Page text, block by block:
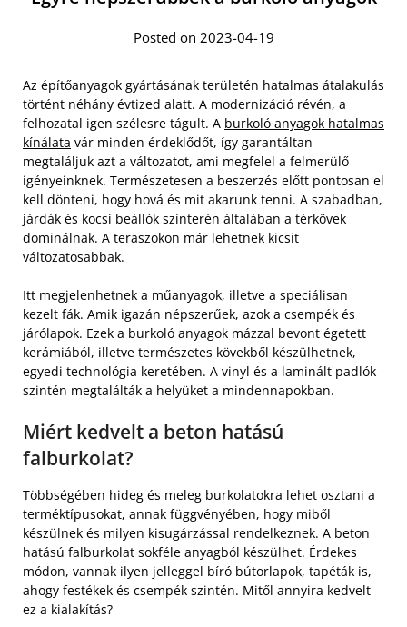
Posted on 2023-04-19
Az építőanyagok gyártásának területén hatalmas átalakulás
történt néhány évtized alatt. A modernizáció révén, a
felhozatal igen szélesre tágult. A burkoló anyagok hatalmas
kínálata vár minden érdeklődőt, így garantáltan
megtaláljuk azt a változatot, ami megfelel a felmerülő
igényeinknek. Természetesen a beszerzés előtt pontosan el
kell dönteni, hogy hová és mit akarunk tenni. A szabadban,
járdák és kocsi beállók színterén általában a térkövek
dominálnak. A teraszokon már lehetnek kicsit
változatosabbak.
Itt megjelenhetnek a műanyagok, illetve a speciálisan
kezelt fák. Amik igazán népszerűek, azok a csempék és
járólapok. Ezek a burkoló anyagok mázzal bevont égetett
kerámiából, illetve természetes kövekből készülhetnek,
egyedi technológia keretében. A vinyl és a laminált padlók
szintén megtalálták a helyüket a mindennapokban.
Miért kedvelt a beton hatású
falburkolat?
Többségében hideg és meleg burkolatokra lehet osztani a
terméktípusokat, annak függvényében, hogy miből
készülnek és milyen kisugárzással rendelkeznek. A beton
hatású falburkolat sokféle anyagból készülhet. Érdekes
módon, vannak ilyen jelleggel bíró bútorlapok, tapéták is,
ahogy festékek és csempék szintén. Mitől annyira kedvelt
ez a kialakítás?